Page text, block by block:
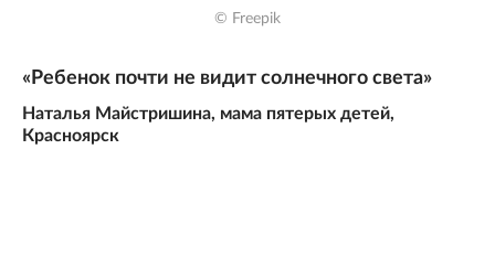
© Freepik
«Ребенок почти не видит солнечного света»
Наталья Майстришина, мама пятерых детей,
Красноярск